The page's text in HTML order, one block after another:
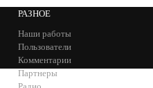
РАЗНОЕ
Наши работы
Пользователи
Комментарии
Партнеры